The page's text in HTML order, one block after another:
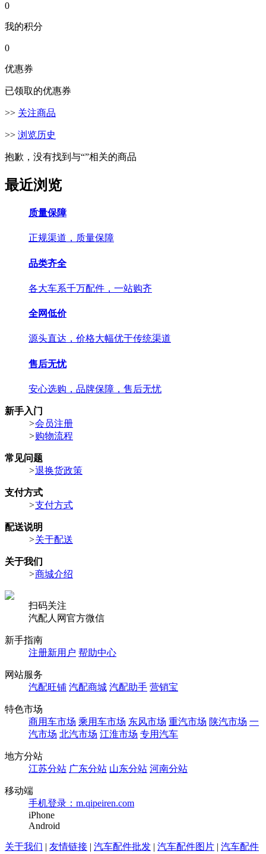
0
我的积分
0
优惠券
已领取的优惠券
>> 关注商品
>> 浏览历史
抱歉，没有找到与“”相关的商品
最近浏览
质量保障
正规渠道，质量保障
品类齐全
各大车系千万配件，一站购齐
全网低价
源头直达，价格大幅优于传统渠道
售后无忧
安心选购，品牌保障，售后无忧
新手入门
>会员注册
>购物流程
常见问题
>退换货政策
支付方式
>支付方式
配送说明
>关于配送
关于我们
>商城介绍
扫码关注
汽配人网官方微信
新手指南
注册新用户 帮助中心
网站服务
汽配旺铺 汽配商城 汽配助手 营销宝
特色市场
商用车市场 乘用车市场 东风市场 重汽市场 陕汽市场 一
汽市场 北汽市场 江淮市场 专用汽车
地方分站
江苏分站 广东分站 山东分站 河南分站
移动端
手机登录：m.qipeiren.com
iPhone
Android
关于我们 | 友情链接 | 汽车配件批发 | 汽车配件图片 | 汽车配件